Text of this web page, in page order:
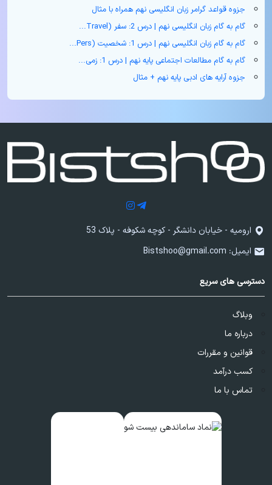
جزوه قواعد گرامر زبان انگلیسی نهم همراه با مثال
گام به گام زبان انگلیسی نهم | درس 2: سفر (Travel...
گام به گام زبان انگلیسی نهم | درس 1: شخصیت (Pers...
گام به گام مطالعات اجتماعی پایه نهم | درس 1: زمی...
جزوه آرایه های ادبی پایه نهم + مثال
ارومیه - خیابان دانشگر - کوچه شکوفه - پلاک 53
ایمیل: Bistshoo@gmail.com
دسترسی های سریع
وبلاگ
درباره ما
قوانین و مقررات
کسب درآمد
تماس با ما